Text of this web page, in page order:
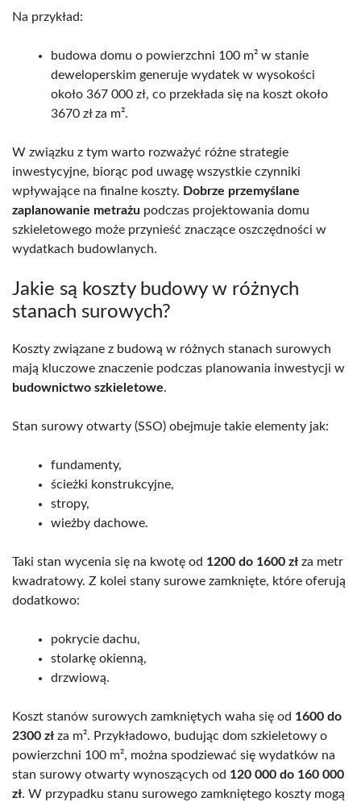
Na przykład:
budowa domu o powierzchni 100 m² w stanie
deweloperskim generuje wydatek w wysokości
około 367 000 zł, co przekłada się na koszt około
3670 zł za m².
W związku z tym warto rozważyć różne strategie
inwestycyjne, biorąc pod uwagę wszystkie czynniki
wpływające na finalne koszty. Dobrze przemyślane
zaplanowanie metrażu podczas projektowania domu
szkieletowego może przynieść znaczące oszczędności w
wydatkach budowlanych.
Jakie są koszty budowy w różnych
stanach surowych?
Koszty związane z budową w różnych stanach surowych
mają kluczowe znaczenie podczas planowania inwestycji w
budownictwo szkieletowe.
Stan surowy otwarty (SSO) obejmuje takie elementy jak:
fundamenty,
ścieżki konstrukcyjne,
stropy,
wieżby dachowe.
Taki stan wycenia się na kwotę od 1200 do 1600 zł za metr
kwadratowy. Z kolei stany surowe zamknięte, które oferują
dodatkowo:
pokrycie dachu,
stolarkę okienną,
drzwiową.
Koszt stanów surowych zamkniętych waha się od 1600 do
2300 zł za m². Przykładowo, budując dom szkieletowy o
powierzchni 100 m², można spodziewać się wydatków na
stan surowy otwarty wynoszących od 120 000 do 160 000
zł. W przypadku stanu surowego zamkniętego koszty mogą